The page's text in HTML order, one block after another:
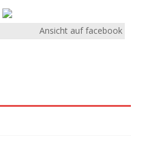
Ansicht auf facebook